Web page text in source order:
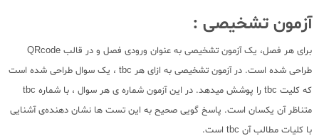
آزمون تشخیصی :
برای هر فصل، یک آزمون تشخیصی به عنوان ورودی فصل و در قالب QRcode
طراحی شده است. در آزمون تشخیصی به ازای هر tbc ، یک سوال طراحی شده است
که کلیت tbc را پوشش میدهد. در این آزمون شماره ی هر سوال ، با شماره tbc
متناظر آن یکسان است. پاسخ گویی صحیح به این تست ها نشان دهنده‌ی آشنایی
با کلیات مطالب آن tbc است.